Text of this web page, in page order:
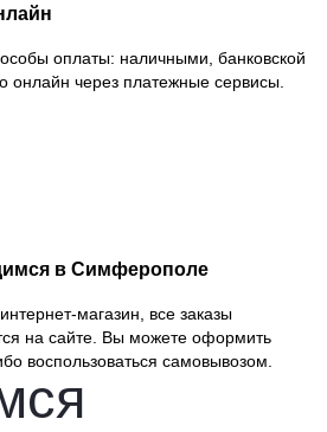
оплаты: наличными, банковской
онлайн через платежные сервисы.
в Симферополе
магазин, все заказы
на сайте. Вы можете оформить
воспользоваться самовывозом.